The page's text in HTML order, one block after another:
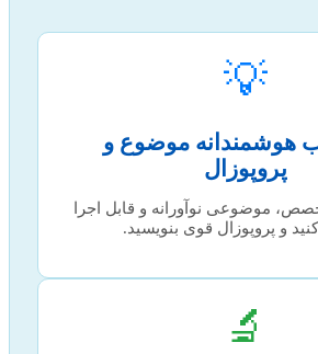
💡
هوشمندانه موضوع و
پروپوزال
موضوعی نوآورانه و قابل اجرا
و پروپوزال قوی بنویسید.
🔬